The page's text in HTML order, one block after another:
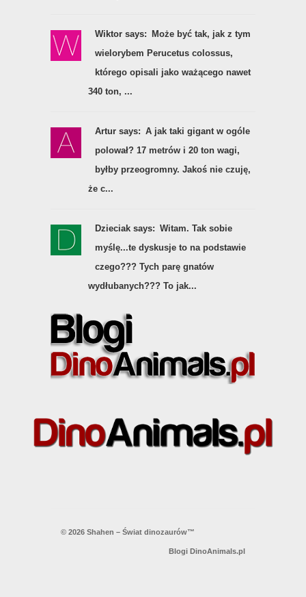
Wiktor says:
Może być tak, jak z tym
wielorybem Perucetus colossus,
którego opisali jako ważącego nawet
340 ton, ...
Artur says: A jak taki gigant w ogóle
polował? 17 metrów i 20 ton wagi,
byłby przeogromny. Jakoś nie czuję,
że c...
Dzieciak says: Witam. Tak sobie
myślę...te dyskusje to na podstawie
czego??? Tych parę gnatów
wydłubanych??? To jak...
© 2026 Shahen – Świat dinozaurów™
Blogi DinoAnimals.pl